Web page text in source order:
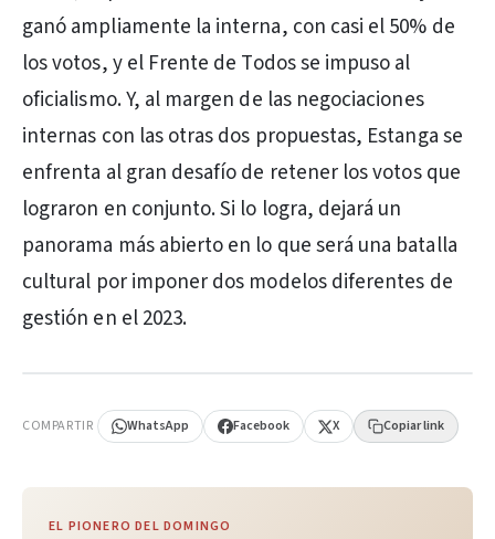
ganó ampliamente la interna, con casi el 50% de
los votos, y el Frente de Todos se impuso al
oficialismo. Y, al margen de las negociaciones
internas con las otras dos propuestas, Estanga se
enfrenta al gran desafío de retener los votos que
lograron en conjunto. Si lo logra, dejará un
panorama más abierto en lo que será una batalla
cultural por imponer dos modelos diferentes de
gestión en el 2023.
COMPARTIR WhatsApp Facebook X Copiar link
EL PIONERO DEL DOMINGO